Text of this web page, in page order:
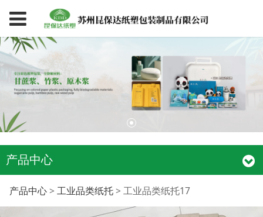
产品中心
工业品类纸托17
产品中心> 工业品类纸托> 工业品类纸托17